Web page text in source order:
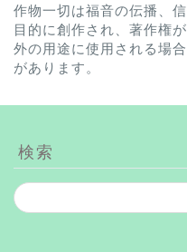
作物一切は福音の伝播、
目的に創作され、著作権
外の用途に使用される場
があります。
検索